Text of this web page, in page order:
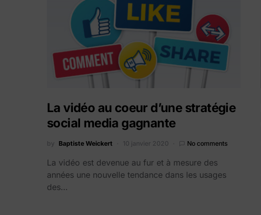
La vidéo au coeur d’une stratégie
social media gagnante
by Baptiste Weickert 10 janvier 2020 No comments
La vidéo est devenue au fur et à mesure des
années une nouvelle tendance dans les usages
des…